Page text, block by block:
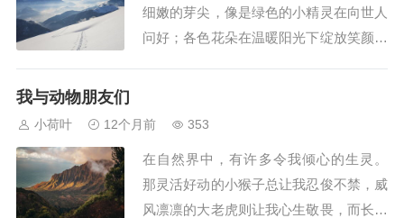
力。 在...
细嫩的芽尖，像是绿色的小精灵在向世人
问好；各色花朵在温暖阳光下绽放笑颜，
放，为早春增添了一抹亮丽的色彩。 此
时此刻，阳...
我与动物朋友们
小荷叶 12个月前 353
在自然界中，有许多令我倾心的生灵。
那灵活好动的小猴子总让我忍俊不禁，威
风凛凛的大老虎则让我心生敬畏，而长短